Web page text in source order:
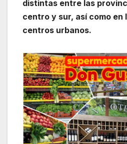
distintas entre las
centro y sur, así como en
centros urbanos.